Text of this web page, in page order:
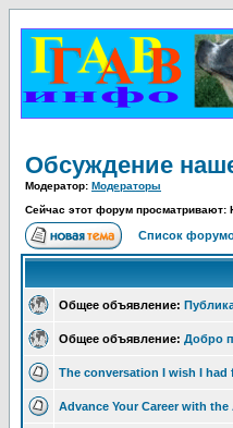
Обсуждение
Модератор: Модераторы
Сейчас этот форум просматривают:
Список
Общее объявление:
Общее объявление: Добро
The conversation I wish I
Advance Your Career with